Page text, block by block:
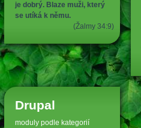
je dobrý. Blaze muži, který
se utíká k němu.
(Žalmy 34:9)
Drupal
moduly podle kategorií